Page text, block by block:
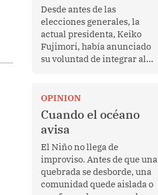
Desde antes de las
elecciones generales, la
actual presidenta, Keiko
Fujimori, había anunciado
su voluntad de integrar al
en marzo de este año por el
mandatario estadounidense
Donald Trump, con el fin de
enfrentar al crimen
transnacional organizado y
al tráfico de drogas.
OPINION
Cuando el océano
avisa
El Niño no llega de
improviso. Antes de que una
quebrada se desborde, una
comunidad quede aislada o